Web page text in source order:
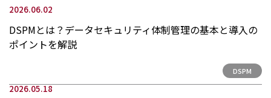
2026.06.02
DSPMとは？データセキュリティ体制管理の基本と導入の
ポイントを解説
DSPM
2026.05.18